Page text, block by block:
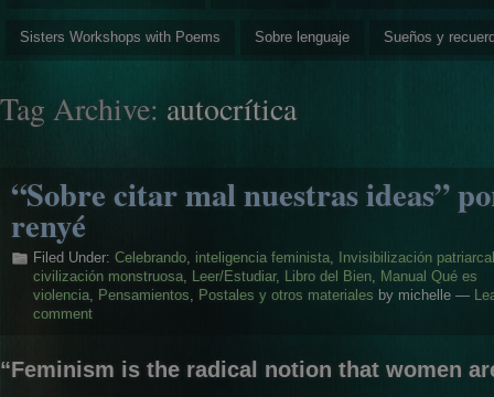
Sisters Workshops with Poems Sobre lenguaje Sueños y
Tag Archive: autocrítica
“Sobre citar mal nuestras ideas”
renyé
Filed Under: Celebrando, inteligencia feminista,
Invisibilización patriarcal
civilización monstruosa, Leer/Estudiar, Libro del Bien, Manual Qué es
violencia, Pensamientos, Postales y otros materiales by michelle —
comment
“Feminism is the radical notion that women